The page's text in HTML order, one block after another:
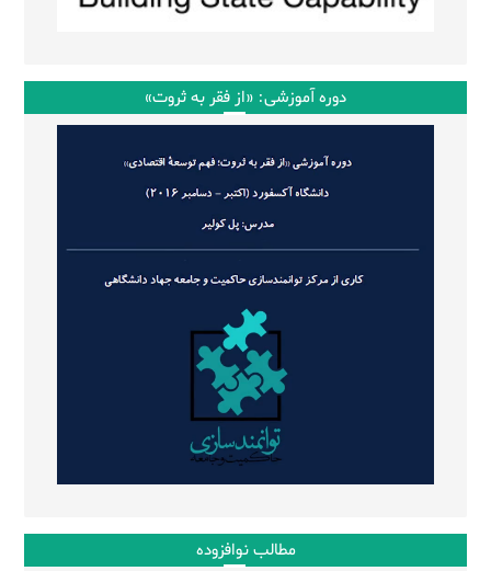
دوره آموزشی: «از فقر به ثروت»
مطالب نوافزوده